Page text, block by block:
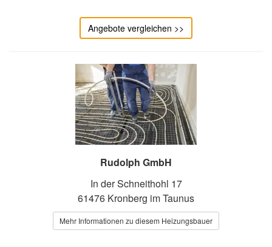
Angebote vergleichen >>
Rudolph GmbH
In der Schneithohl 17
61476 Kronberg im Taunus
Mehr Informationen zu diesem Heizungsbauer